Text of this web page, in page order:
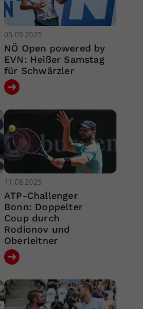
05.09.2025
NÖ Open powered by
EVN: Heißer Samstag
für Schwärzler
11.08.2025
ATP-Challenger
Bonn: Doppelter
Coup durch
Rodionov und
Oberleitner